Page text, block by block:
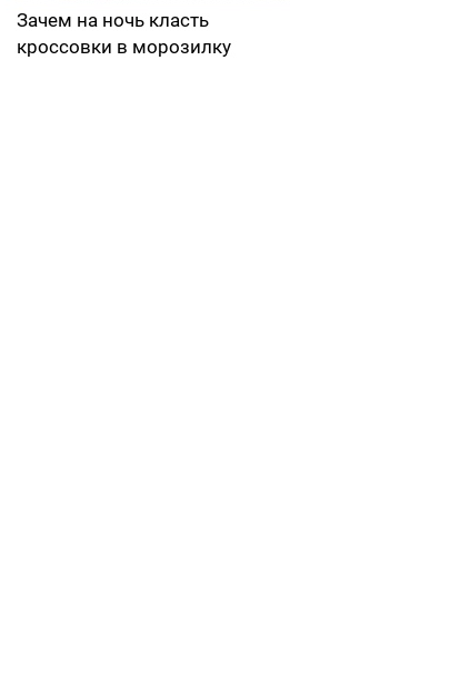
Зачем на ночь класть
кроссовки в морозилку